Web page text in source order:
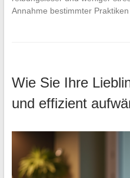
Annahme bestimmter
Wie Sie Ihre
und effizient